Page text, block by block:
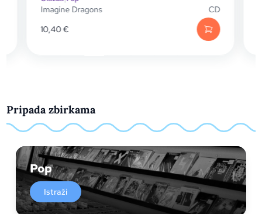
Imagine Dragons
CD
10,40€
Pripada zbirkama
Pop
Istraži